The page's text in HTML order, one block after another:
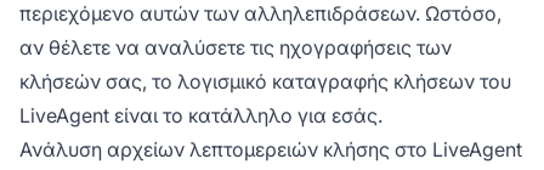
περιεχόμενο αυτών των αλληλεπιδράσεων. Ωστόσο,
αν θέλετε να αναλύσετε τις ηχογραφήσεις των
κλήσεών σας, το λογισμικό καταγραφής κλήσεων του
LiveAgent είναι το κατάλληλο για εσάς.
Ανάλυση αρχείων λεπτομερειών κλήσης στο LiveAgent